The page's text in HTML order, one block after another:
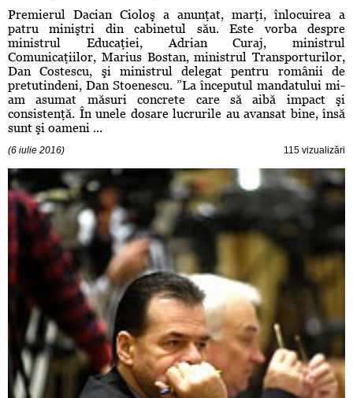
Premierul Dacian Cioloş a anunţat, marţi, înlocuirea a
patru miniştri din cabinetul său. Este vorba despre
ministrul Educaţiei, Adrian Curaj, ministrul
Comunicaţiilor, Marius Bostan, ministrul Transporturilor,
Dan Costescu, şi ministrul delegat pentru românii de
pretutindeni, Dan Stoenescu. ”La începutul mandatului mi-
am asumat măsuri concrete care să aibă impact şi
consistenţă. În unele dosare lucrurile au avansat bine, însă
sunt şi oameni ...
(6 iulie 2016) 115 vizualizări